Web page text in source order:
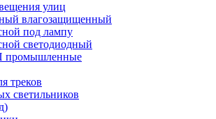
улиц
влагозащищенный
под лампу
светодиодный
промышленные
треков
светильников